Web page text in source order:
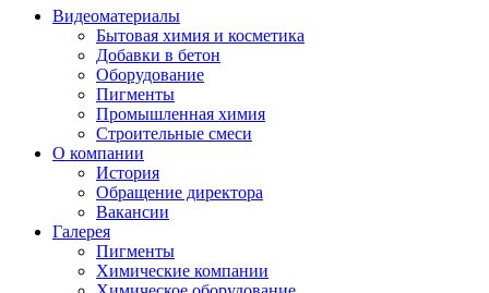
Видеоматериалы
Бытовая химия и косметика
Добавки в бетон
Оборудование
Пигменты
Промышленная химия
Строительные смеси
О компании
История
Обращение директора
Вакансии
Галерея
Пигменты
Химические компании